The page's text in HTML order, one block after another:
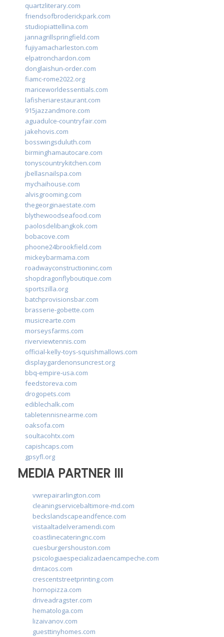
quartzliterary.com
friendsofbroderickpark.com
studiopiattellina.com
jannagrillspringfield.com
fujiyamacharleston.com
elpatronchardon.com
donglaishun-order.com
fiamc-rome2022.org
mariceworldessentials.com
lafisheriarestaurant.com
915jazzandmore.com
aguadulce-countryfair.com
jakehovis.com
bosswingsduluth.com
birminghamautocare.com
tonyscountrykitchen.com
jbellasnailspa.com
mychaihouse.com
alvisgrooming.com
thegeorginaestate.com
blythewoodseafood.com
paolosdelibangkok.com
bobacove.com
phoone24brookfield.com
mickeybarmama.com
roadwayconstructioninc.com
shopdragonflyboutique.com
sportszilla.org
batchprovisionsbar.com
brasserie-gobette.com
musicrearte.com
morseysfarms.com
riverviewtennis.com
official-kelly-toys-squishmallows.com
displaygardenonsuncrest.org
bbq-empire-usa.com
feedstoreva.com
drogopets.com
ediblechalk.com
tabletennisnearme.com
oaksofa.com
soultacohtx.com
capishcaps.com
gpsyfl.org
MEDIA PARTNER III
vwrepairarlington.com
cleaningservicebaltimore-md.com
beckslandscapeandfence.com
vistaaltadelveramendi.com
coastlinecateringnc.com
cuesburgershouston.com
psicologiaespecializadaencampeche.com
dmtacos.com
crescentstreetprinting.com
hornopizza.com
driveadragster.com
hematologa.com
lizaivanov.com
guesttinyhomes.com